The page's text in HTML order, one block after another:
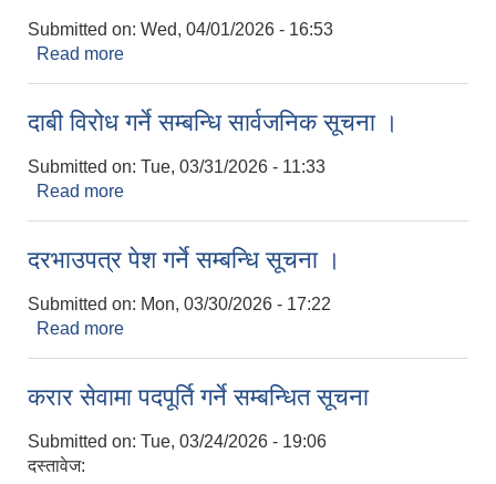
Submitted on: Wed, 04/01/2026 - 16:53
Read more
दाबी विरोध गर्ने सम्बन्धि सार्वजनिक सूचना ।
Submitted on: Tue, 03/31/2026 - 11:33
Read more
दरभाउपत्र पेश गर्ने सम्बन्धि सूचना ।
Submitted on: Mon, 03/30/2026 - 17:22
Read more
करार सेवामा पदपूर्ति गर्ने सम्बन्धित सूचना
Submitted on: Tue, 03/24/2026 - 19:06
दस्तावेज: